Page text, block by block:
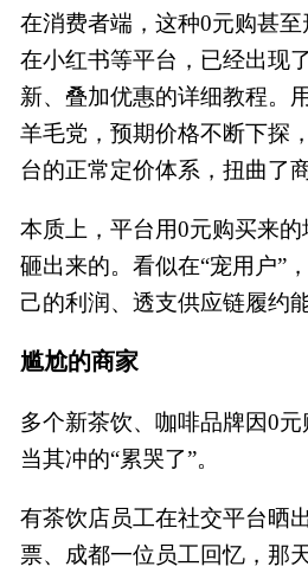
在消费者端，这种0元购甚至
在小红书等平台，已经出现
新、叠加优惠的详细教程。
羊毛党，预期价格不断下探
台的正常定价体系，扭曲了
本质上，平台用0元购买来
砸出来的。看似在“宠用户”
己的利润、透支供应链履约能
尴尬的商家
多个新茶饮、咖啡品牌因0
当其冲的“累哭了”。
有茶饮店员工在社交平台晒
票、成都一位员工回忆，那